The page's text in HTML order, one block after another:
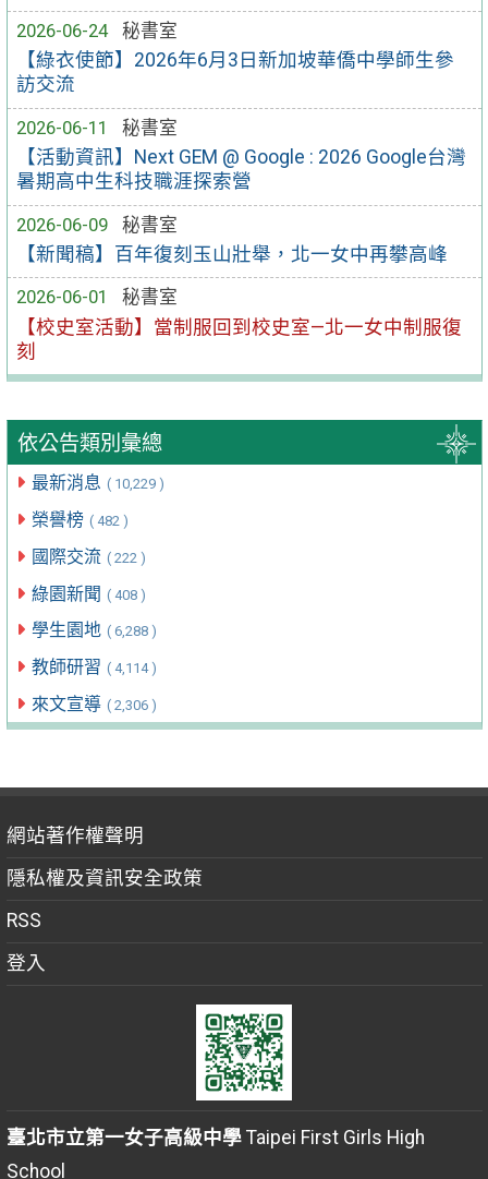
2026-06-24
秘書室
【綠衣使節】2026年6月3日新加坡華僑中學師生參
訪交流
2026-06-11
秘書室
【活動資訊】Next GEM @ Google : 2026 Google台灣
暑期高中生科技職涯探索營
2026-06-09
秘書室
【新聞稿】百年復刻玉山壯舉，北一女中再攀高峰
2026-06-01
秘書室
【校史室活動】當制服回到校史室—北一女中制服復
刻
依公告類別彙總
最新消息 ( 10,229 )
榮譽榜 ( 482 )
國際交流 ( 222 )
綠園新聞 ( 408 )
學生園地 ( 6,288 )
教師研習 ( 4,114 )
來文宣導 ( 2,306 )
網站著作權聲明
隱私權及資訊安全政策
RSS
登入
臺北市立第一女子高級中學Taipei First Girls High
School